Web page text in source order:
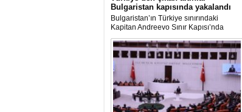
Bulgaristan kapısında yakalandı
Bulgaristan’ın Türkiye sınırındaki
Kapitan Andreevo Sınır Kapısı’nda
gerçekleştirilen...